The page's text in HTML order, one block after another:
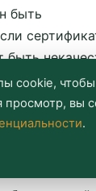
быть
быть
пластика
cookie, чтобы
вы
.